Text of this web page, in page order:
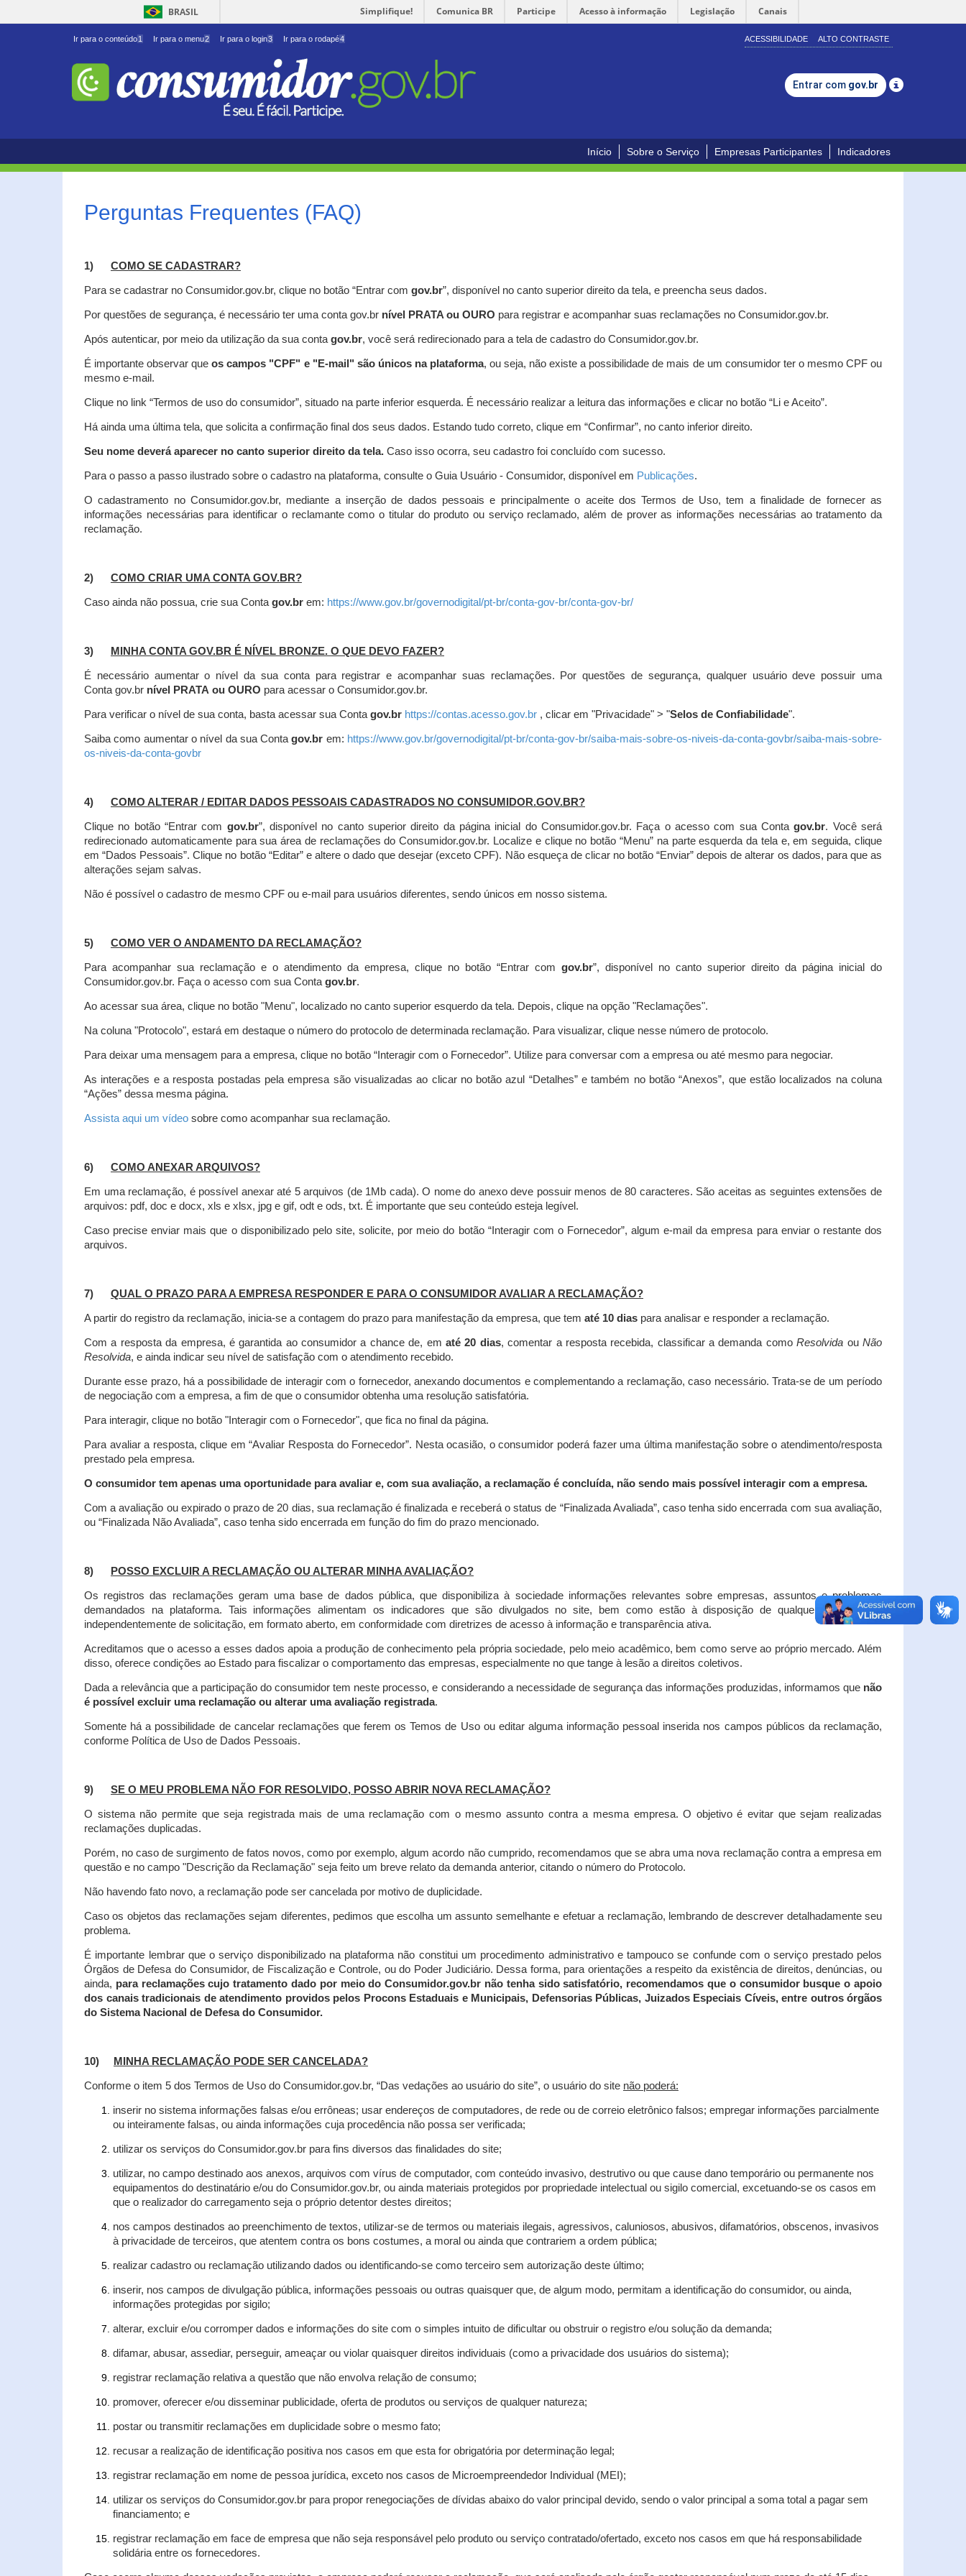
BRASIL Simplifique! Comunica BR Participe Acesso à informação Legislação Canais
Ir para o conteúdo1 Ir para o menu2 Ir para o login3 Ir para o rodapé4 ACESSIBILIDADE ALTO CONTRASTE
Entrar com gov.br
Início Sobre o Serviço Empresas Participantes Indicadores
Perguntas Frequentes (FAQ)
1) COMO SE CADASTRAR?
Para se cadastrar no Consumidor.gov.br, clique no botão “Entrar com gov.br”, disponível no canto superior direito da tela, e preencha seus dados.
Por questões de segurança, é necessário ter uma conta gov.br nível PRATA ou OURO para registrar e acompanhar suas reclamações no Consumidor.gov.br.
Após autenticar, por meio da utilização da sua conta gov.br, você será redirecionado para a tela de cadastro do Consumidor.gov.br.
É importante observar queos campos "CPF" e "E-mail" são únicos na plataforma, ou seja, não existe a possibilidade de mais de um consumidor ter o mesmo CPF ou
mesmo e-mail.
Clique no link “Termos de uso do consumidor”, situado na parte inferior esquerda. É necessário realizar a leitura das informações e clicar no botão “Li e Aceito”.
Há ainda uma última tela, que solicita a confirmação final dos seus dados. Estando tudo correto, clique em “Confirmar”, no canto inferior direito.
Seu nome deverá aparecer no canto superior direito da tela. Caso isso ocorra, seu cadastro foi concluído com sucesso.
Para o passo a passo ilustrado sobre o cadastro na plataforma, consulte o Guia Usuário - Consumidor, disponível em Publicações.
O cadastramento no Consumidor.gov.br, mediante a inserção de dados pessoais e principalmente o aceite dos Termos de Uso, tem a finalidade de fornecer as
informações necessárias para identificar o reclamante como o titular do produto ou serviço reclamado, além de prover as informações necessárias ao tratamento da
reclamação.
2) COMO CRIAR UMA CONTA GOV.BR?
Caso ainda não possua, crie sua Conta gov.br em: https://www.gov.br/governodigital/pt-br/conta-gov-br/conta-gov-br/
3) MINHA CONTA GOV.BR É NÍVEL BRONZE. O QUE DEVO FAZER?
É necessário aumentar o nível da sua conta para registrar e acompanhar suas reclamações. Por questões de segurança, qualquer usuário deve possuir uma
Conta gov.br nível PRATA ou OURO para acessar o Consumidor.gov.br.
Para verificar o nível de sua conta, basta acessar sua Conta gov.br https://contas.acesso.gov.br , clicar em "Privacidade" > "Selos de Confiabilidade".
Saiba como aumentar o nível da sua Contagov.br em: https://www.gov.br/governodigital/pt-br/conta-gov-br/saiba-mais-sobre-os-niveis-da-conta-govbr/saiba-mais-sobre-
os-niveis-da-conta-govbr
4) COMO ALTERAR / EDITAR DADOS PESSOAIS CADASTRADOS NO CONSUMIDOR.GOV.BR?
Clique no botão “Entrar com gov.br”, disponível no canto superior direito da página inicial do Consumidor.gov.br. Faça o acesso com sua Contagov.br. Você será
redirecionado automaticamente para sua área de reclamações do Consumidor.gov.br. Localize e clique no botão “Menu” na parte esquerda da tela e, em seguida, clique
em “Dados Pessoais”.Clique no botão “Editar” e altere o dado que desejar (exceto CPF). Não esqueça de clicar no botão “Enviar” depois de alterar os dados, para que as
alterações sejam salvas.
Não é possível o cadastro de mesmo CPF ou e-mail para usuários diferentes, sendo únicos em nosso sistema.
5) COMO VER O ANDAMENTO DA RECLAMAÇÃO?
Para acompanhar sua reclamação e o atendimento da empresa, clique no botão “Entrar com gov.br”, disponível no canto superior direito da página inicial do
Consumidor.gov.br. Faça o acesso com sua Conta gov.br.
Ao acessar sua área, clique no botão "Menu", localizado no canto superior esquerdo da tela. Depois, clique na opção "Reclamações".
Na coluna "Protocolo", estará em destaque o número do protocolo de determinada reclamação. Para visualizar, clique nesse número de protocolo.
Para deixar uma mensagem para a empresa, clique no botão “Interagir com o Fornecedor”. Utilize para conversar com a empresa ou até mesmo para negociar.
As interações e a resposta postadas pela empresa são visualizadas ao clicar no botão azul “Detalhes” e também no botão “Anexos”, que estão localizados na coluna
“Ações” dessa mesma página.
Assista aqui um vídeo sobre como acompanhar sua reclamação.
6) COMO ANEXAR ARQUIVOS?
Em uma reclamação, é possível anexar até 5 arquivos (de 1Mb cada). O nome do anexo deve possuir menos de 80 caracteres. São aceitas as seguintes extensões de
arquivos: pdf, doc e docx, xls e xlsx, jpg e gif, odt e ods, txt. É importante que seu conteúdo esteja legível.
Caso precise enviar mais que o disponibilizado pelo site, solicite, por meio do botão “Interagir com o Fornecedor”, algum e-mail da empresa para enviar o restante dos
arquivos.
7) QUAL O PRAZO PARA A EMPRESA RESPONDER E PARA O CONSUMIDOR AVALIAR A RECLAMAÇÃO?
A partir do registro da reclamação, inicia-se a contagem do prazo para manifestação da empresa, que tem até 10 dias para analisar e responder a reclamação.
Com a resposta da empresa, é garantida ao consumidor a chance de, em até 20 dias, comentar a resposta recebida, classificar a demanda comoResolvida ouNão
Resolvida, e ainda indicar seu nível de satisfação com o atendimento recebido.
Durante esse prazo, há a possibilidade de interagir com o fornecedor, anexando documentos e complementando a reclamação, caso necessário. Trata-se de um período
de negociação com a empresa, a fim de que o consumidor obtenha uma resolução satisfatória.
Para interagir, clique no botão "Interagir com o Fornecedor", que fica no final da página.
Para avaliar a resposta, clique em “Avaliar Resposta do Fornecedor”. Nesta ocasião, o consumidor poderá fazer uma última manifestação sobre o atendimento/resposta
prestado pela empresa.
O consumidor tem apenas uma oportunidade para avaliar e, com sua avaliação, a reclamação é concluída, não sendo mais possível interagir com a empresa.
Com a avaliação ou expirado o prazo de 20 dias, sua reclamação é finalizada e receberá o status de “Finalizada Avaliada”, caso tenha sido encerrada com sua avaliação,
ou “Finalizada Não Avaliada”, caso tenha sido encerrada em função do fim do prazo mencionado.
8) POSSO EXCLUIR A RECLAMAÇÃO OU ALTERAR MINHA AVALIAÇÃO?
Os registros das reclamações geram uma base de dados pública, que disponibiliza à sociedade informações relevantes sobre empresas, assuntos e problemas
demandados na plataforma. Tais informações alimentam os indicadores que são divulgados no site, bem como estão à disposição de qualquer interessado,
independentemente de solicitação, em formato aberto, em conformidade com diretrizes de acesso à informação e transparência ativa.
Acreditamos que o acesso a esses dados apoia a produção de conhecimento pela própria sociedade, pelo meio acadêmico, bem como serve ao próprio mercado. Além
disso, oferece condições ao Estado para fiscalizar o comportamento das empresas, especialmente no que tange à lesão a direitos coletivos.
Dada a relevância que a participação do consumidor tem neste processo, e considerando a necessidade de segurança das informações produzidas, informamos que não
é possível excluir uma reclamação ou alterar uma avaliação registrada.
Somente há a possibilidade de cancelar reclamações que ferem os Temos de Uso ou editar alguma informação pessoal inserida nos campos públicos da reclamação,
conforme Política de Uso de Dados Pessoais.
9) SE O MEU PROBLEMA NÃO FOR RESOLVIDO, POSSO ABRIR NOVA RECLAMAÇÃO?
O sistema não permite que seja registrada mais de uma reclamação com o mesmo assunto contra a mesma empresa. O objetivo é evitar que sejam realizadas
reclamações duplicadas.
Porém, no caso de surgimento de fatos novos, como por exemplo, algum acordo não cumprido, recomendamos que se abra uma nova reclamação contra a empresa em
questão e no campo "Descrição da Reclamação" seja feito um breve relato da demanda anterior, citando o número do Protocolo.
Não havendo fato novo, a reclamação pode ser cancelada por motivo de duplicidade.
Caso os objetos das reclamações sejam diferentes, pedimos que escolha um assunto semelhante e efetuar a reclamação, lembrando de descrever detalhadamente seu
problema.
É importante lembrar que o serviço disponibilizado na plataforma não constitui um procedimento administrativo e tampouco se confunde com o serviço prestado pelos
Órgãos de Defesa do Consumidor, de Fiscalização e Controle, ou do Poder Judiciário. Dessa forma, para orientações a respeito da existência de direitos, denúncias, ou
ainda, para reclamações cujo tratamento dado por meio do Consumidor.gov.br não tenha sido satisfatório, recomendamos que o consumidor busque o apoio
dos canais tradicionais de atendimento providos pelos Procons Estaduais e Municipais, Defensorias Públicas, Juizados Especiais Cíveis, entre outros órgãos
do Sistema Nacional de Defesa do Consumidor.
10) MINHA RECLAMAÇÃO PODE SER CANCELADA?
Conforme o item 5 dos Termos de Uso do Consumidor.gov.br, “Das vedações ao usuário do site”, o usuário do site não poderá:
inserir no sistema informações falsas e/ou errôneas; usar endereços de computadores, de rede ou de correio eletrônico falsos; empregar informações parcialmente
ou inteiramente falsas, ou ainda informações cuja procedência não possa ser verificada;
utilizar os serviços do Consumidor.gov.br para fins diversos das finalidades do site;
utilizar, no campo destinado aos anexos, arquivos com vírus de computador, com conteúdo invasivo, destrutivo ou que cause dano temporário ou permanente nos
equipamentos do destinatário e/ou do Consumidor.gov.br, ou ainda materiais protegidos por propriedade intelectual ou sigilo comercial, excetuando-se os casos em
que o realizador do carregamento seja o próprio detentor destes direitos;
nos campos destinados ao preenchimento de textos, utilizar-se de termos ou materiais ilegais, agressivos, caluniosos, abusivos, difamatórios, obscenos, invasivos
à privacidade de terceiros, que atentem contra os bons costumes, a moral ou ainda que contrariem a ordem pública;
realizar cadastro ou reclamação utilizando dados ou identificando-se como terceiro sem autorização deste último;
inserir, nos campos de divulgação pública, informações pessoais ou outras quaisquer que, de algum modo, permitam a identificação do consumidor, ou ainda,
informações protegidas por sigilo;
alterar, excluir e/ou corromper dados e informações do site com o simples intuito de dificultar ou obstruir o registro e/ou solução da demanda;
difamar, abusar, assediar, perseguir, ameaçar ou violar quaisquer direitos individuais (como a privacidade dos usuários do sistema);
registrar reclamação relativa a questão que não envolva relação de consumo;
promover, oferecer e/ou disseminar publicidade, oferta de produtos ou serviços de qualquer natureza;
postar ou transmitir reclamações em duplicidade sobre o mesmo fato;
recusar a realização de identificação positiva nos casos em que esta for obrigatória por determinação legal;
registrar reclamação em nome de pessoa jurídica, exceto nos casos de Microempreendedor Individual (MEI);
utilizar os serviços do Consumidor.gov.br para propor renegociações de dívidas abaixo do valor principal devido, sendo o valor principal a soma total a pagar sem
financiamento; e
registrar reclamação em face de empresa que não seja responsável pelo produto ou serviço contratado/ofertado, exceto nos casos em que há responsabilidade
solidária entre os fornecedores.